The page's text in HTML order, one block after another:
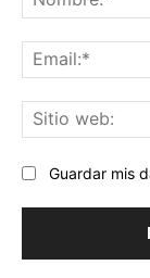
Guardar mis